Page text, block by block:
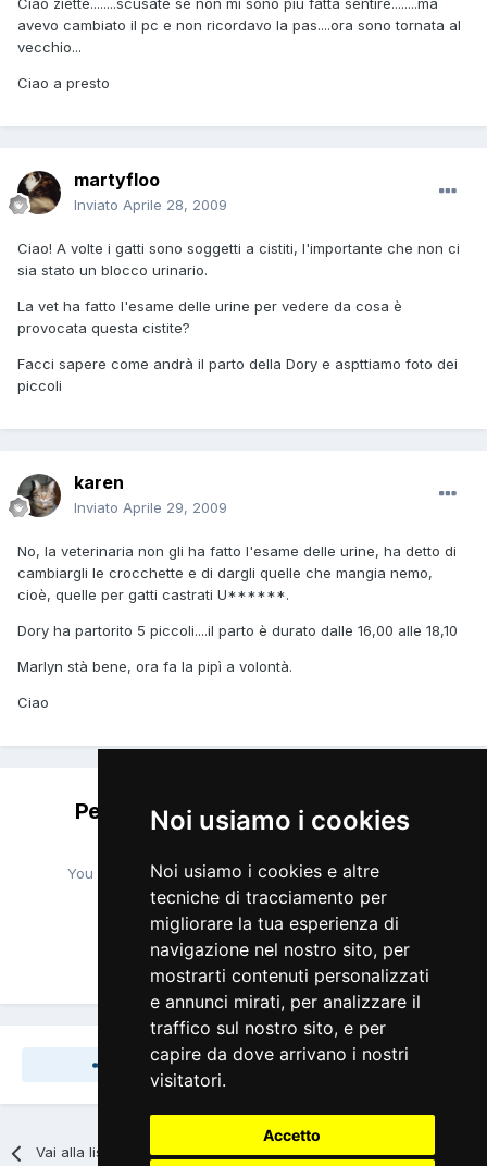
Noi usiamo i cookies
Noi usiamo i cookies e altre
tecniche di tracciamento per
migliorare la tua esperienza di
navigazione nel nostro sito, per
mostrarti contenuti personalizzati
e annunci mirati, per analizzare il
traffico sul nostro sito, e per
capire da dove arrivano i nostri
visitatori.
Accetto
Ciao ziette........scusate se non mi sono più fatta sentire........ma
avevo cambiato il pc e non ricordavo la pas....ora sono tornata al
vecchio...
Ciao a presto
martyfloo
Inviato Aprile 28, 2009
Ciao! A volte i gatti sono soggetti a cistiti, l'importante che non ci
sia stato un blocco urinario.
La vet ha fatto l'esame delle urine per vedere da cosa è
provocata questa cistite?
Facci sapere come andrà il parto della Dory e aspttiamo foto dei
piccoli
karen
Inviato Aprile 29, 2009
No, la veterinaria non gli ha fatto l'esame delle urine, ha detto di
cambiargli le crocchette e di dargli quelle che mangia nemo,
cioè, quelle per gatti castrati U******.
Dory ha partorito 5 piccoli....il parto è durato dalle 16,00 alle 18,10
Marlyn stà bene, ora fa la pipì a volontà.
Ciao
Per favore accedi per lasciare un
commento
You will be able to leave a comment after signing in
Accedi Ora
Seguaci
Vai alla lista Discussioni